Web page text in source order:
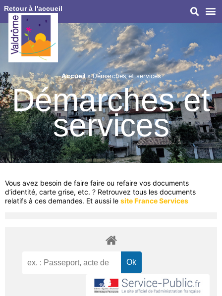
Retour à l'accueil
Accueil»Démarches et services
Démarches et
services
Vous avez besoin de faire faire ou refaire vos documents
d’identité, carte grise, etc. ? Retrouvez tous les documents
relatifs à ces demandes. Et aussi le site France Services